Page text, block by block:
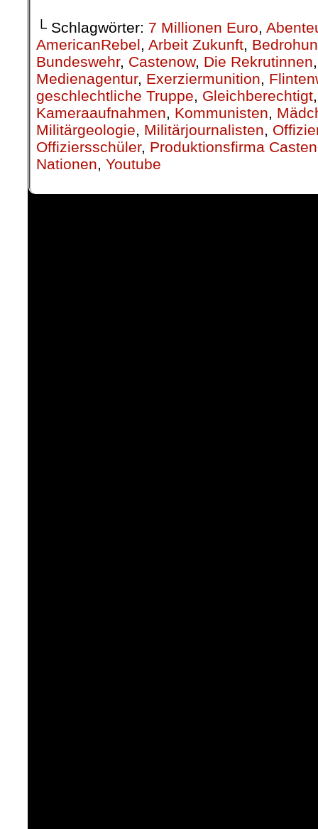
└ Schlagwörter: 7 Millionen Euro,
AmericanRebel, Arbeit Zukunft,
Bundeswehr, Castenow, Die Rekrutinnen
Medienagentur, Exerziermunition,
geschlechtliche Truppe, Gleichberechtigt
Kameraaufnahmen, Kommunisten,
Militärgeologie, Militärjournalisten,
Offiziersschüler, Produktionsfirma
Nationen, Youtube